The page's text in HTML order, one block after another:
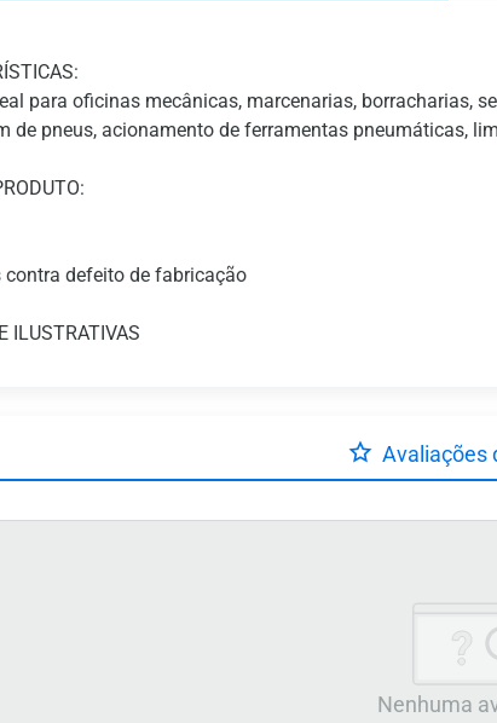
para oficinas mecânicas, marcenarias, borracharias,
de pneus, acionamento de ferramentas pneumáticas,
contra defeito de fabricação
ILUSTRATIVAS
Avaliações
Nenhuma